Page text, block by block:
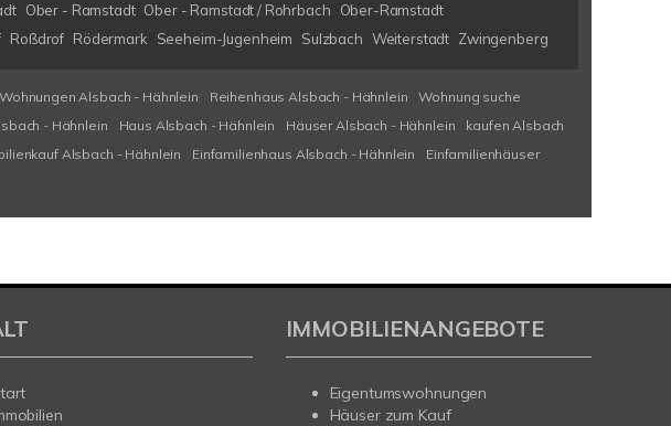
Ober - Ramstadt Ober - Ramstadt / Rohrbach
Ober-Ramstadt
Roßdrof Rödermark Seeheim-Jugenheim Sulzbach Weiterstadt Zwingenberg
Wohnungen Alsbach - Hähnlein Reihenhaus Alsbach - Hähnlein
Wohnung suche
- Hähnlein Haus Alsbach - Hähnlein Häuser Alsbach - Hähnlein
kaufen Alsbach
Alsbach - Hähnlein Einfamilienhaus Alsbach - Hähnlein
Einfamilienhäuser
IMMOBILIENANGEBOTE
Eigentumswohnungen
Häuser zum Kauf